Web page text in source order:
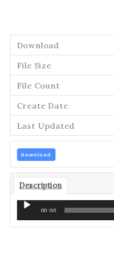
Download
File Size
File Count
Create Date
Last Updated
Download
Description
Audio-
Player
00:00